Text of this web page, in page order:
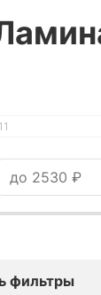
11
фильтры